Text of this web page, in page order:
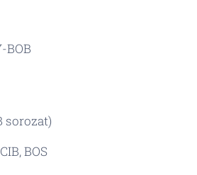
BOB
sorozat)
BOS